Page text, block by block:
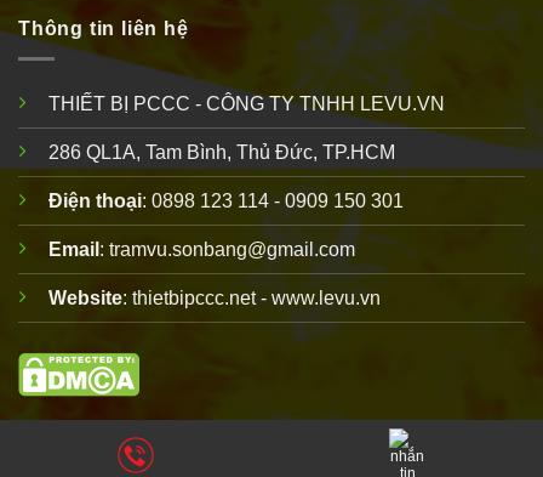
Thông tin liên hệ
THIẾT BỊ PCCC - CÔNG TY TNHH LEVU.VN
286 QL1A, Tam Bình, Thủ Đức, TP.HCM
Điện thoại: 0898 123 114 - 0909 150 301
Email : tramvu.sonbang@gmail.com
Website: thietbipccc.net - www.levu.vn
Copyright 2010 © thuộc
. Vui lòng ghi rõ